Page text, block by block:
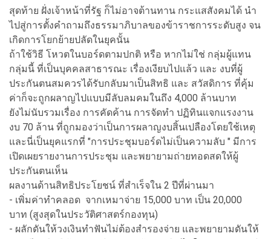
สุดท้าย ฝั่งเจ้าหน้าที่รัฐ ก็ไม่อาจต้านทาน กระแสสังคมได้ นำ
ไปสู่การตั้งคำถามถึงธรรมาภิบาลของข้าราชการระดับสูง จน
เกิดการโยกย้ายปลัดในยุคนั้น
ถ้าใช้วิธี โหวตในบอร์ดตามปกติ หรือ หากไม่ใช่ กลุ่มผู้แทน
กลุ่มนี้ ที่เป็นบุคคลสาธารณะ เรื่องเงียบไปแล้ว และ งบที่ผู้
ประกันตนสมควรได้รับกลับมาเป็นสิทธิ และ สวัสดิการ ที่คุ้ม
ค่าก็จะถูกผลาญไปแบบมีลับลมคมในถึง 4,000 ล้านบาท
ยังไม่นับรวมเรื่อง การคัดค้าน การจัดทำ ปฏิทินแจกแรงงาน
งบ 70 ล้าน ที่ถูกมองว่าเป็นการผลาญงบสิ้นเปลืองโดยใช้เหตุ
และนี่เป็นยุคแรกที่ "การประชุมบอร์ดไม่เป็นความลับ " มีการ
เปิดเผยรายงานการประชุม และพยายามถ่ายทอดสดให้ผู้
ประกันตนเห็น
ผลงานด้านสิทธิประโยชน์ ที่สำเร็จใน 2 ปีที่ผ่านมา
- เพิ่มค่าทำคลอด จากเหมาจ่าย 15,000 บาท เป็น 20,000
บาท (สูงสุดในประวัติศาสตร์กองทุน)
- ผลักดันให้วงเงินทำฟันไม่ต้องสำรองจ่าย และพยายามดันให้